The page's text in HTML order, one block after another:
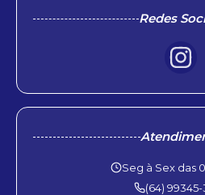
Redes
Seg à Sex das
(64)